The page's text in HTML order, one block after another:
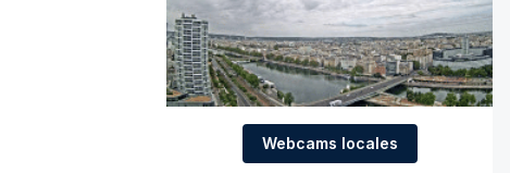
Webcams locales